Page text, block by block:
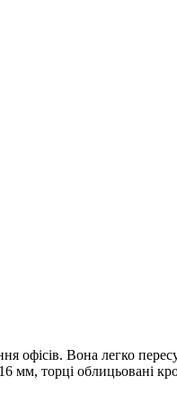
Вона легко
мм, торці облицьовані